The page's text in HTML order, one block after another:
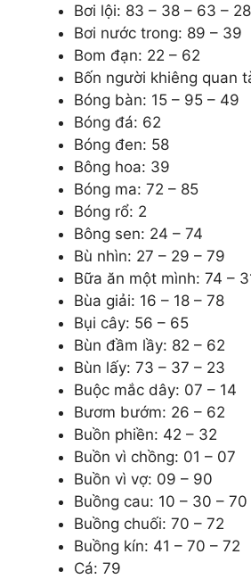
Bơi lội: 83 – 38 – 63 – 28
Bơi nước trong: 89 – 39
Bom đạn: 22 – 62
Bốn người khiêng quan
Bóng bàn: 15 – 95 – 49
Bóng đá: 62
Bóng đen: 58
Bông hoa: 39
Bóng ma: 72 – 85
Bóng rổ: 2
Bông sen: 24 – 74
Bù nhìn: 27 – 29 – 79
Bữa ăn một mình: 74 –
Bùa giải: 16 – 18 – 78
Bụi cây: 56 – 65
Bùn đầm lầy: 82 – 62
Bùn lấy: 73 – 37 – 23
Buộc mắc dây: 07 – 14
Bươm bướm: 26 – 62
Buồn phiền: 42 – 32
Buồn vì chồng: 01 – 07
Buồn vì vợ: 09 – 90
Buồng cau: 10 – 30 – 70
Buồng chuối: 70 – 72
Buồng kín: 41 – 70 – 72
Cá: 79